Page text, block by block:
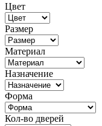
Цвет
Размер
Материал
Назначение
Форма
Кол-во дверей